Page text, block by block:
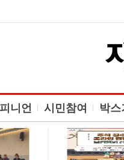
니언 시민참여 박스